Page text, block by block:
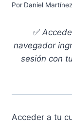
Por Daniel Martínez
✅
navegador
sesión con
Acceder a tu